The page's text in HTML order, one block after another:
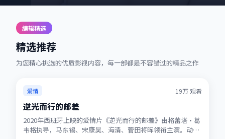
编辑精选
精选推荐
为您精心挑选的优质影视内容，每一部都是不容错过的精品之作
热播 ★7.2
爱情 19万观看
逆光而行的邮差
2020年西班牙上映的爱情片《逆光而行的邮差》由格蕾塔·葛
韦格执导，马东锡、宋康昊、海清、菅田将晖领衔主演。动画